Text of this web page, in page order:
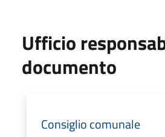
Ufficio
documento
Consiglio comunale